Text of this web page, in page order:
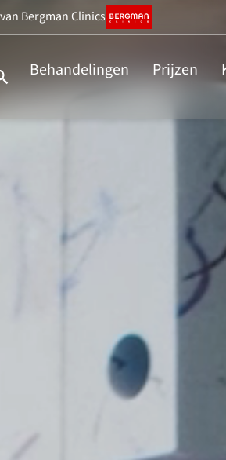
van Bergman Clinics
Behandelingen Prijzen